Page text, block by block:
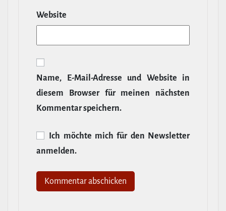
Website
Name, E‑Mail-​Adresse und Website in
diesem Browser für meinen nächsten
Kommentar speichern.
Ich möchte mich für den News­letter
anmelden.